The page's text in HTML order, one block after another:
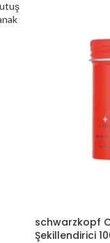
schwarzkopf
Şekillendirici